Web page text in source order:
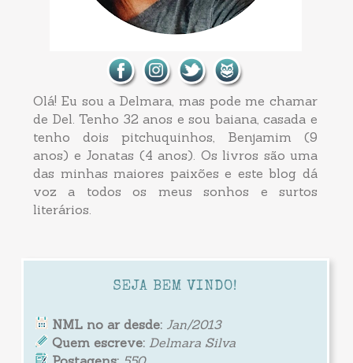
Olá! Eu sou a Delmara, mas pode me chamar
de Del. Tenho 32 anos e sou baiana, casada e
tenho dois pitchuquinhos, Benjamim (9
anos) e Jonatas (4 anos). Os livros são uma
das minhas maiores paixões e este blog dá
voz a todos os meus sonhos e surtos
literários.
SEJA BEM VINDO!
NML no ar desde: Jan/2013
Quem escreve: Delmara Silva